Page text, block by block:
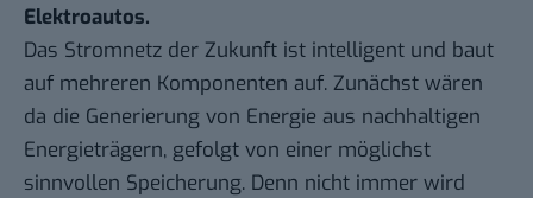
Elektroautos.
Das Stromnetz der Zukunft ist intelligent und baut
auf mehreren Komponenten auf. Zunächst wären
da die Generierung von Energie aus nachhaltigen
Energieträgern, gefolgt von einer möglichst
sinnvollen Speicherung. Denn nicht immer wird